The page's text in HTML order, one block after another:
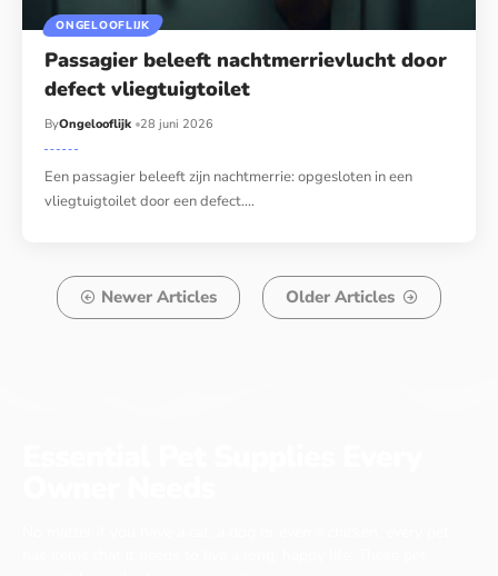
ONGELOOFLIJK
Passagier beleeft nachtmerrievlucht door
defect vliegtuigtoilet
ByOngelooflijk 28 juni 2026
Een passagier beleeft zijn nachtmerrie: opgesloten in een
vliegtuigtoilet door een defect.…
Newer Articles Older Articles